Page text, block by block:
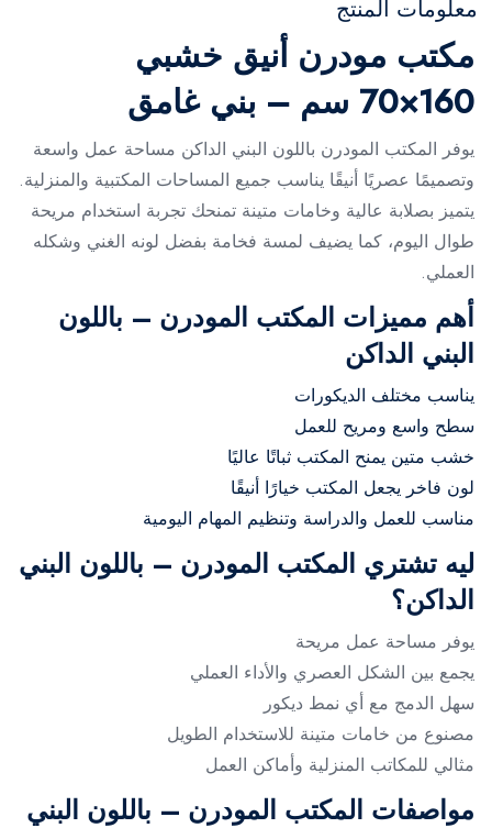
معلومات المنتج
مكتب مودرن أنيق خشبي
160×70 سم – بني غامق
يوفر المكتب المودرن باللون البني الداكن مساحة عمل واسعة
وتصميمًا عصريًا أنيقًا يناسب جميع المساحات المكتبية والمنزلية.
يتميز بصلابة عالية وخامات متينة تمنحك تجربة استخدام مريحة
طوال اليوم، كما يضيف لمسة فخامة بفضل لونه الغني وشكله
العملي.
أهم مميزات المكتب المودرن – باللون
البني الداكن
يناسب مختلف الديكورات
سطح واسع ومريح للعمل
خشب متين يمنح المكتب ثباتًا عاليًا
لون فاخر يجعل المكتب خيارًا أنيقًا
مناسب للعمل والدراسة وتنظيم المهام اليومية
ليه تشتري المكتب المودرن – باللون البني
الداكن؟
يوفر مساحة عمل مريحة
يجمع بين الشكل العصري والأداء العملي
سهل الدمج مع أي نمط ديكور
مصنوع من خامات متينة للاستخدام الطويل
مثالي للمكاتب المنزلية وأماكن العمل
مواصفات المكتب المودرن – باللون البني